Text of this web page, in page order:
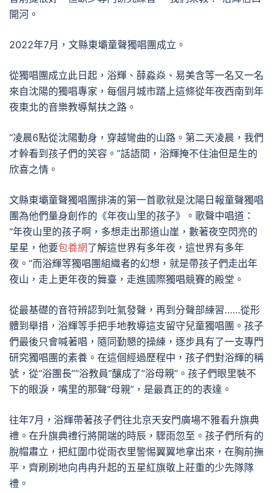
開河。
2022年7月，文縣東壩童聲獨唱團成立。
從獨唱團成立此日起，浴輝、薛淼焱、易美含等一名又一名
來自沈陽的獨唱專家，每個月城市踏上這條從年夜西南到年
夜東北的音樂教導幫扶之路。
“凌晨6點從沈陽動身，穿越彎曲的山路。第二天凌晨，我們
才幹看到孩子們的笑容。”話語間，浴輝掩不住油但是生的
欣喜之情。
文縣東壩童聲獨唱團排演的第一首歌就是沈陽日報童聲獨唱
團為他們量身創作的《年夜山里的孩子》。歌聲中唱道：
“年夜山里的孩子啊，多想走出那道山崖，數著夜空閃亮的
星星，他要包養網了解這世界有多年夜，這世界有多年
夜。”而浴輝等獨唱團組織者的幻想，就是帶孩子們走出年
夜山，走上更年夜的舞臺，走進國際獨唱競賽的殿堂。
從最基礎的音符辨認到吐氣發聲，再到分聲部練習……從形
體到舉措，浴輝等手把手地教導這支留守兒童獨唱團。孩子
們最後只會喊著唱，隨同勤懇的操練，逐步具有了一支專門
研究獨唱團的素養。在這個經過歷程中，孩子們對浴輝的稱
號，從“浴團長”“浴教員”釀成了“浴母親”。孩子們眼里裝不
下的眼淚，嘴里的那聲“母親”，是最真正的的表達。
往年7月，浴輝帶著孩子們往北京天安門廣場不雅看升旗典
禮。在升旗典禮行將開端的時辰，驟雨忽至。孩子們所有的
脫帽肅立，把紅圍巾從雨衣里警惕翼翼地拿出來，在胸前撫
平，齊刷刷地向冉冉升起的五星紅旗敬上莊重的少先隊隊
禮。